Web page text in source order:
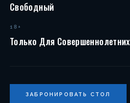
Свободный
18+
Только Для Совершеннолетних
ЗАБРОНИРОВАТЬ СТОЛ